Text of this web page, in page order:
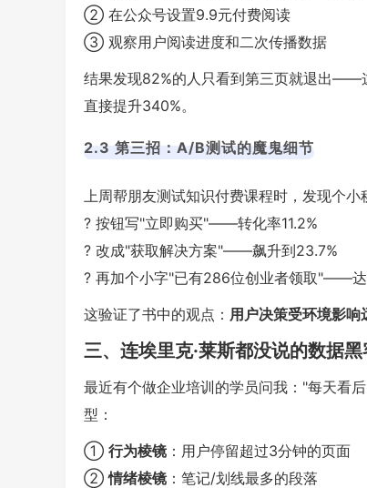
② 在公众号设置9.9元付费阅读
③ 观察用户阅读进度和二次传播数据
结果发现82%的人只看到第三页就退出——
直接提升340%。
2.3 第三招：A/B测试的魔鬼细节
上周帮朋友测试知识付费课程时，发现个小
? 按钮写"立即购买"——转化率11.2%
? 改成"获取解决方案"——飙升到23.7%
? 再加个小字"已有286位创业者领取"——达
这验证了书中的观点： 用户决策受环境影响
三、连埃里克·莱斯都没说的数据
最近有个做企业培训的学员问我："每天看
型：
① 行为棱镜 ：用户停留超过3分钟的页面
②情绪棱镜 ：笔记/划线最多的段落